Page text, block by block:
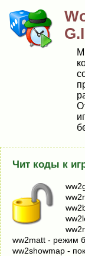
Чит коды к
ww2matt - peжим
ww2showmap -